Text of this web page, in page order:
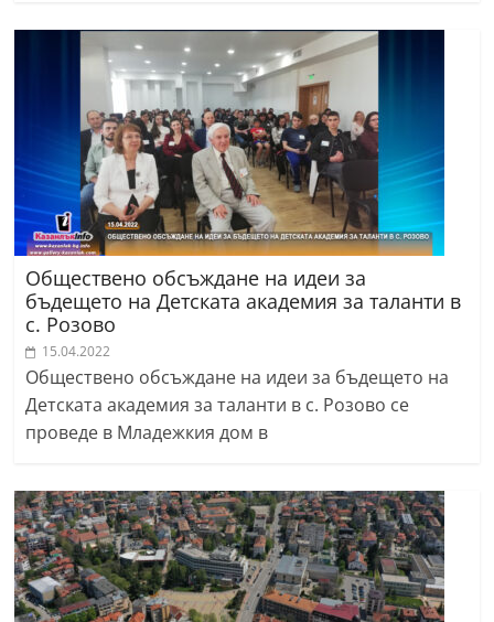
Обществено обсъждане на идеи за
бъдещето на Детската академия за таланти в
с. Розово
15.04.2022
Обществено обсъждане на идеи за бъдещето на
Детската академия за таланти в с. Розово се
проведе в Младежкия дом в